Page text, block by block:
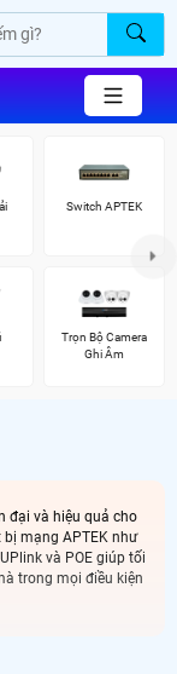
Switch APTEK
Trọn Bộ Camera
Ghi Âm
đại và hiệu quả cho
mạng APTEK như
và POE giúp tối
trong mọi điều kiện